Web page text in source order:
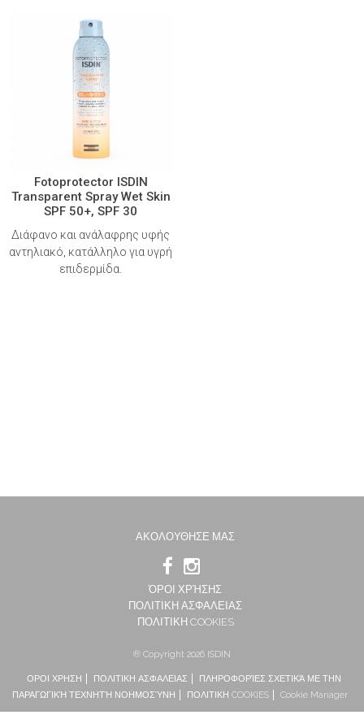
Fotoprotector ISDIN
Transparent Spray Wet Skin
SPF 50+, SPF 30
Διάφανο και ανάλαφρης υφής
αντηλιακό, κατάλληλο για υγρή
επιδερμίδα.
ΑΚΟΛΟΥΘΗΣΕ ΜΑΣ
ΌΡΟΙ ΧΡΉΣΗΣ
ΠΟΛΙΤΙΚΗ ΑΣΦΑΛΕΙΑΣ
ΠΟΛΙΤΙΚΗ COOKIES
® Copyright 2026 ISDIN
ΟΡΟΙ ΧΡΗΣΗ ΠΟΛΙΤΙΚΗ ΑΣΦΑΛΕΙΑΣ
ΠΛΗΡΟΦΟΡΊΕΣ ΣΧΕΤΙΚΆ ΜΕ ΤΗΝ
ΠΑΡΑΓΩΓΙΚΉ ΤΕΧΝΗΤΉ ΝΟΗΜΟΣΎΝΗ
ΠΟΛΙΤΙΚΗ COOKIES Cookie Manager